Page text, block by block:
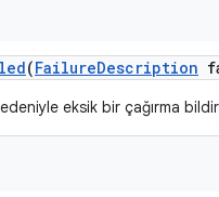
(FailureDescription
eksik bir çağırma